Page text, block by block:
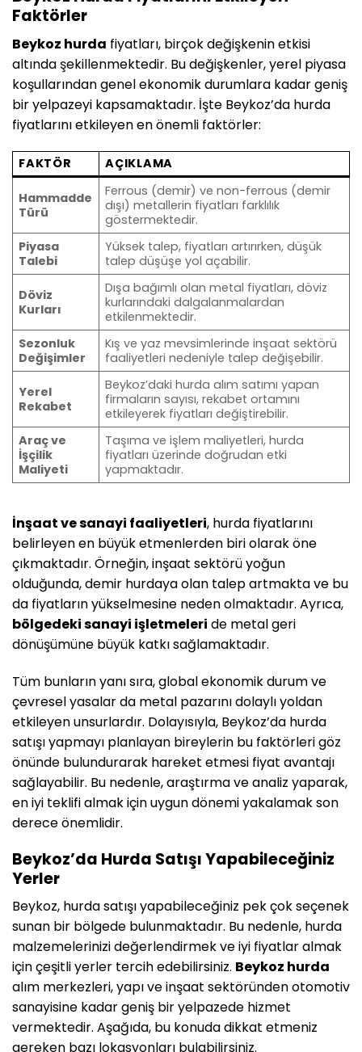
Faktörler
Beykoz hurda fiyatları, birçok değişkenin etkisi
altında şekillenmektedir. Bu değişkenler, yerel piyasa
koşullarından genel ekonomik durumlara kadar geniş
bir yelpazeyi kapsamaktadır. İşte Beykoz’da hurda
fiyatlarını etkileyen en önemli faktörler:
FAKTÖR AÇIKLAMA
Hammadde
Türü
Ferrous (demir) ve non-ferrous (demir
dışı) metallerin fiyatları farklılık
göstermektedir.
Piyasa
Talebi
Yüksek talep, fiyatları artırırken, düşük
talep düşüşe yol açabilir.
Döviz
Kurları
Dışa bağımlı olan metal fiyatları, döviz
kurlarındaki dalgalanmalardan
etkilenmektedir.
Sezonluk
Değişimler
Kış ve yaz mevsimlerinde inşaat sektörü
faaliyetleri nedeniyle talep değişebilir.
Yerel
Rekabet
Beykoz’daki hurda alım satımı yapan
firmaların sayısı, rekabet ortamını
etkileyerek fiyatları değiştirebilir.
Araç ve
İşçilik
Maliyeti
Taşıma ve işlem maliyetleri, hurda
fiyatları üzerinde doğrudan etki
yapmaktadır.
İnşaat ve sanayi faaliyetleri, hurda fiyatlarını
belirleyen en büyük etmenlerden biri olarak öne
çıkmaktadır. Örneğin, inşaat sektörü yoğun
olduğunda, demir hurdaya olan talep artmakta ve bu
da fiyatların yükselmesine neden olmaktadır. Ayrıca,
bölgedeki sanayi işletmeleri de metal geri
dönüşümüne büyük katkı sağlamaktadır.
Tüm bunların yanı sıra, global ekonomik durum ve
çevresel yasalar da metal pazarını dolaylı yoldan
etkileyen unsurlardır. Dolayısıyla, Beykoz’da hurda
satışı yapmayı planlayan bireylerin bu faktörleri göz
önünde bulundurarak hareket etmesi fiyat avantajı
sağlayabilir. Bu nedenle, araştırma ve analiz yaparak,
en iyi teklifi almak için uygun dönemi yakalamak son
derece önemlidir.
Beykoz’da Hurda Satışı Yapabileceğiniz
Yerler
Beykoz, hurda satışı yapabileceğiniz pek çok seçenek
sunan bir bölgede bulunmaktadır. Bu nedenle, hurda
malzemelerinizi değerlendirmek ve iyi fiyatlar almak
için çeşitli yerler tercih edebilirsiniz. Beykoz hurda
alım merkezleri, yapı ve inşaat sektöründen otomotiv
sanayisine kadar geniş bir yelpazede hizmet
vermektedir. Aşağıda, bu konuda dikkat etmeniz
gereken bazı lokasyonları bulabilirsiniz.